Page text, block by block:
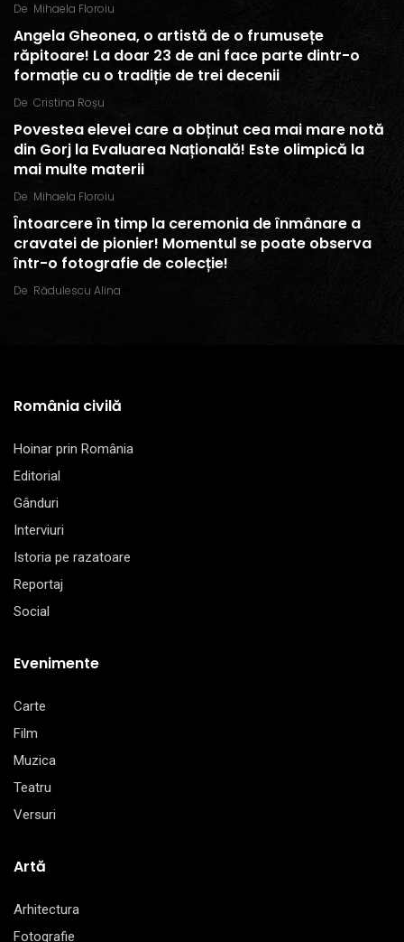
De Mihaela Floroiu
Angela Gheonea, o artistă de o frumusețe
răpitoare! La doar 23 de ani face parte dintr-o
formație cu o tradiție de trei decenii
De Cristina Roșu
Povestea elevei care a obținut cea mai mare notă
din Gorj la Evaluarea Națională! Este olimpică la
mai multe materii
De Mihaela Floroiu
Întoarcere în timp la ceremonia de înmânare a
cravatei de pionier! Momentul se poate observa
într-o fotografie de colecție!
De Rădulescu Alina
România civilă
Hoinar prin România
Editorial
Gânduri
Interviuri
Istoria pe razatoare
Reportaj
Social
Evenimente
Carte
Film
Muzica
Teatru
Versuri
Artă
Arhitectura
Fotografie